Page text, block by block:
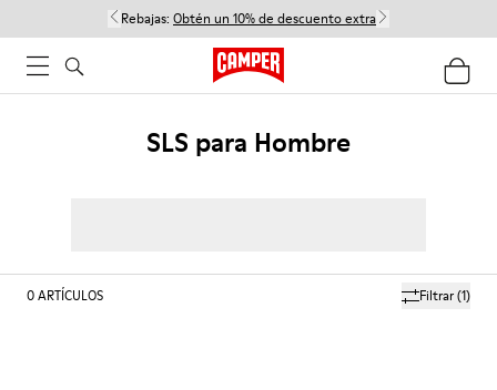
Rebajas: Obtén un 10% de descuento extra
SLS para Hombre
Filtrar(1)
0ARTÍCULOS